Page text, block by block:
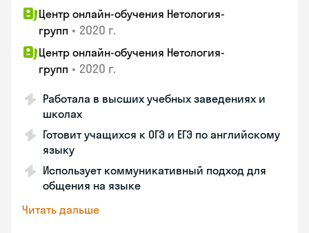
Центр онлайн-обучения Нетология-
групп • 2020 г.
Центр онлайн-обучения Нетология-
групп • 2020 г.
Работала в высших учебных заведениях и
школах
Готовит учащихся к ОГЭ и ЕГЭ по английскому
языку
Использует коммуникативный подход для
общения на языке
Читать дальше